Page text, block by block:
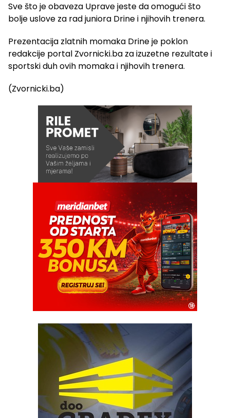
Sve što je obaveza Uprave jeste da omogući što
bolje uslove za rad juniora Drine i njihovih trenera.
Prezentacija zlatnih momaka Drine je poklon
redakcije portal Zvornicki.ba za izuzetne rezultate i
sportski duh ovih momaka i njihovih trenera.
(Zvornicki.ba)